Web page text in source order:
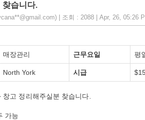
습니다.
| 조회 : 2088 | Apr, 26, 05:26
매장관리 근무요일 평
North York 시급
고 정리해주실분 찾습니다.
가능